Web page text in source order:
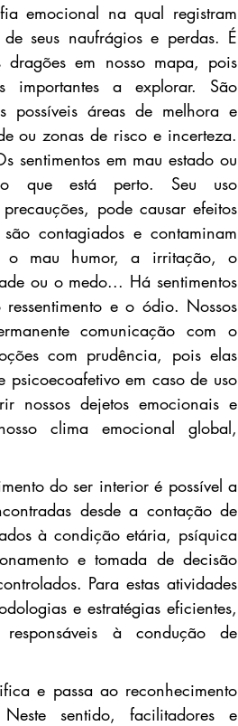
emocional na qual registram
seus naufrágios e perdas. É
dragões em nosso mapa, pois
importantes a explorar. São
possíveis áreas de melhora e
ou zonas de risco e incerteza.
sentimentos em mau estado ou
que está perto. Seu uso
pode causar efeitos
contagiados e contaminam
o mau humor, a irritação, o
ou o medo... Há sentimentos
e o ódio. Nossos
comunicação com o
com prudência, pois elas
psicoecoafetivo em caso de uso
nossos dejetos emocionais e
clima emocional global,
do ser interior é possível a
desde a contação de
à condição etária, psíquica
e tomada de decisão
Para estas atividades
e estratégias eficientes,
à condução de
e passa ao reconhecimento
sentido, facilitadores e